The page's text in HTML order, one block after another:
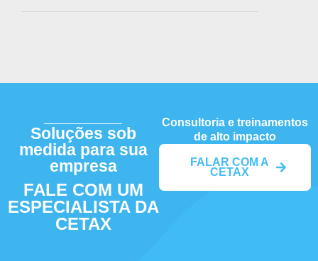
Soluções sob
medida para sua
empresa
FALE COM UM
ESPECIALISTA DA
CETAX
Consultoria e treinamentos
de alto impacto
FALAR COM A
CETAX